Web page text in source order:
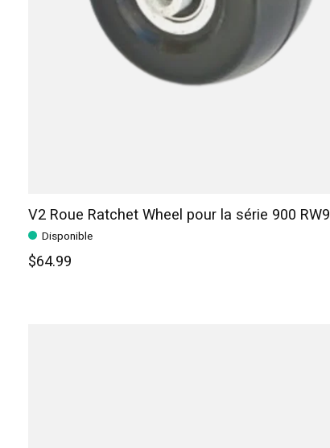
V2 Roue Ratchet Wheel pour la série 900 RW9
Disponible
$64.99